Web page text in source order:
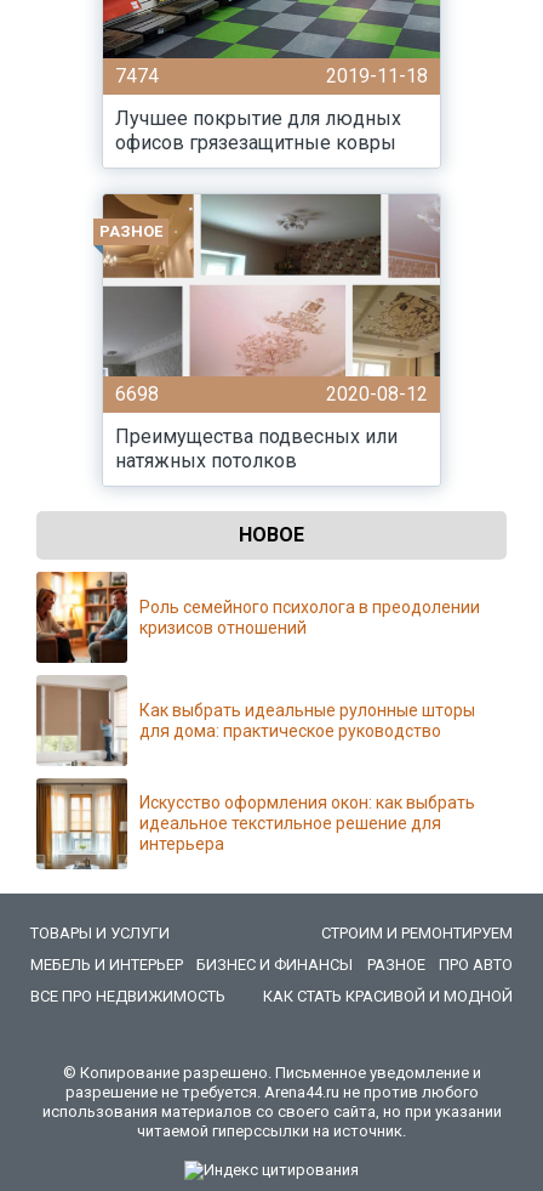
7474
2019-11-18
Лучшее покрытие для людных
офисов грязезащитные ковры
РАЗНОЕ
6698
2020-08-12
Преимущества подвесных или
натяжных потолков
НОВОЕ
Роль семейного психолога в преодолении
кризисов отношений
Как выбрать идеальные рулонные шторы
для дома: практическое руководство
Искусство оформления окон: как выбрать
идеальное текстильное решение для
интерьера
ТОВАРЫ И УСЛУГИ
СТРОИМ И РЕМОНТИРУЕМ
МЕБЕЛЬ И ИНТЕРЬЕР
БИЗНЕС И ФИНАНСЫ РАЗНОЕ
ПРО АВТО
ВСЕ ПРО НЕДВИЖИМОСТЬ
КАК СТАТЬ КРАСИВОЙ И МОДНОЙ
© Копирование разрешено. Письменное уведомление и
разрешение не требуется. Arena44.ru не против любого
использования материалов со своего сайта, но при указании
читаемой гиперссылки на источник.